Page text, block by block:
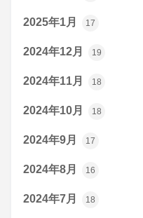
2025年1月 17
2024年12月 19
2024年11月 18
2024年10月 18
2024年9月 17
2024年8月 16
2024年7月 18